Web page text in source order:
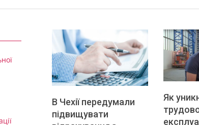
В Чехії передумали
підвищувати
Як